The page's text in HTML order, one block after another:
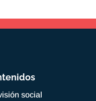
social